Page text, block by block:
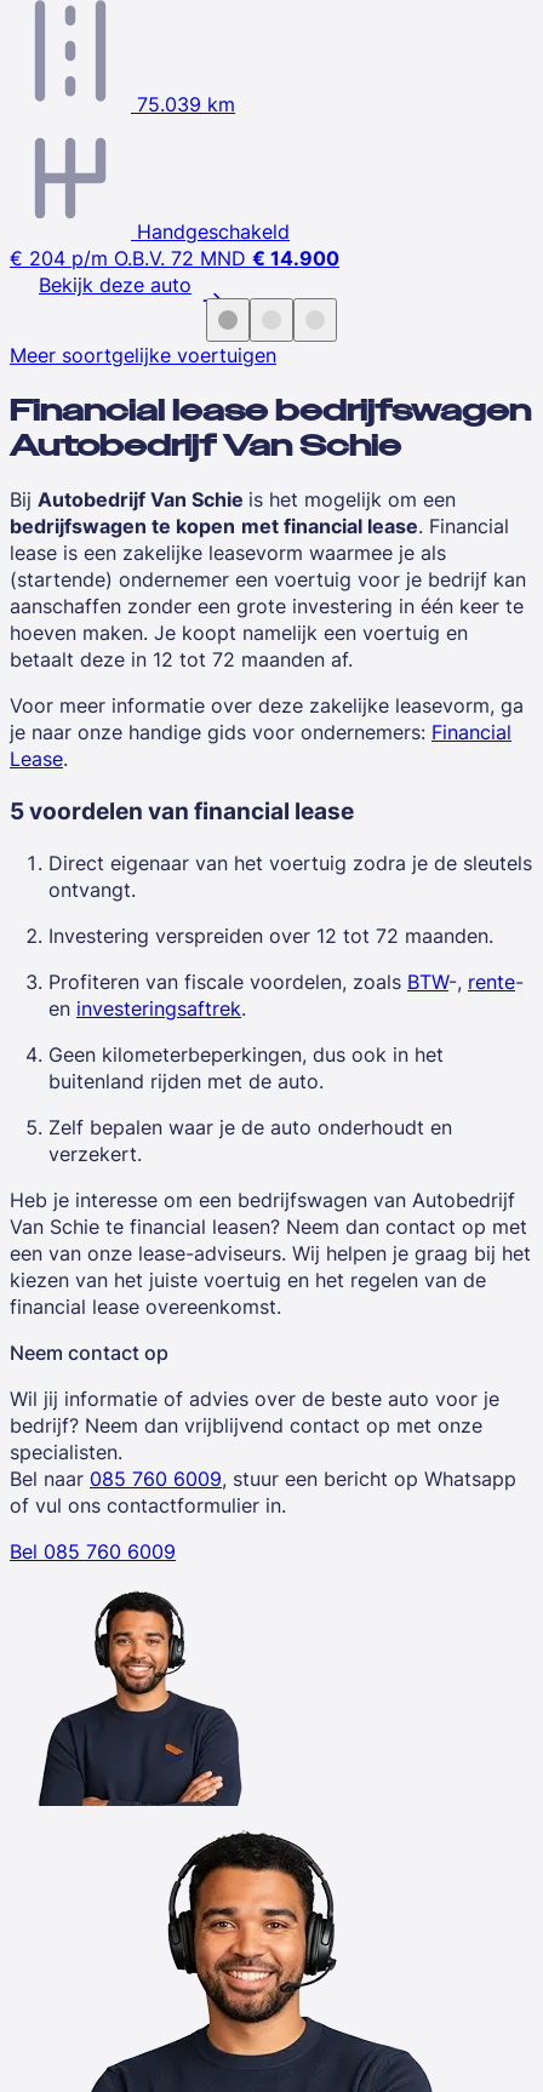
75.039 km
Handgeschakeld
€ 204 p/m O.B.V. 72 MND € 14.900
Bekijk deze auto
Meer soortgelijke voertuigen
Financial lease bedrijfswagen
Autobedrijf Van Schie
Bij Autobedrijf Van Schie is het mogelijk om een
bedrijfswagen te kopen met financial lease. Financial
lease is een zakelijke leasevorm waarmee je als
(startende) ondernemer een voertuig voor je bedrijf kan
aanschaffen zonder een grote investering in één keer te
hoeven maken. Je koopt namelijk een voertuig en
betaalt deze in 12 tot 72 maanden af.
Voor meer informatie over deze zakelijke leasevorm, ga
je naar onze handige gids voor ondernemers: Financial
Lease.
5 voordelen van financial lease
Direct eigenaar van het voertuig zodra je de sleutels
ontvangt.
Investering verspreiden over 12 tot 72 maanden.
Profiteren van fiscale voordelen, zoals BTW-, rente-
en investeringsaftrek.
Geen kilometerbeperkingen, dus ook in het
buitenland rijden met de auto.
Zelf bepalen waar je de auto onderhoudt en
verzekert.
Heb je interesse om een bedrijfswagen van Autobedrijf
Van Schie te financial leasen? Neem dan contact op met
een van onze lease-adviseurs. Wij helpen je graag bij het
kiezen van het juiste voertuig en het regelen van de
financial lease overeenkomst.
Neem contact op
Wil jij informatie of advies over de beste auto voor je
bedrijf? Neem dan vrijblijvend contact op met onze
specialisten.
Bel naar 085 760 6009, stuur een bericht op Whatsapp
of vul ons contactformulier in.
Bel 085 760 6009